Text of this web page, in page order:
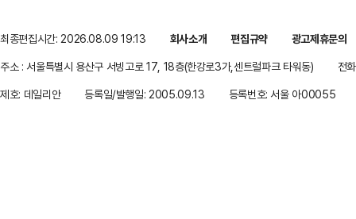
최종편집시간: 2026.08.09 19:13 회사소개 편집규약
광고제휴문의
주소 : 서울특별시 용산구 서빙고로 17, 18층(한강로3가,센트럴파크 타워동)
전
제호: 데일리안
등록일/발행일: 2005.09.13 등록번호: 서울 아00055